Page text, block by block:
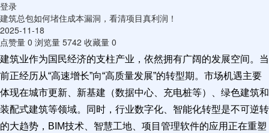
登录
建筑总包如何堵住成本漏洞，看清项目真利润！
2025-11-18
点赞量 0 浏览量 5742 收藏量 0
建筑业作为国民经济的支柱产业，依然拥有广阔的发展空间。当
前正经历从“高速增长”向“高质量发展”的转型期。市场机遇主要
体现在城市更新、新基建（数据中心、充电桩等）、绿色建筑和
装配式建筑等领域。同时，行业数字化、智能化转型是不可逆转
的大趋势，BIM技术、智慧工地、项目管理软件的应用正在重塑